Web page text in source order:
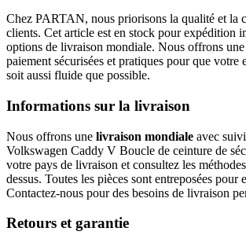
Chez PARTAN, nous priorisons la qualité et la
clients. Cet article est en stock pour expédition
options de livraison mondiale. Nous offrons
paiement sécurisées et pratiques pour que votre
soit aussi fluide que possible.
Informations sur la livraison
Nous offrons une livraison mondiale avec
Volkswagen Caddy V Boucle de ceinture de
votre pays de livraison et consultez les
dessus. Toutes les pièces sont entreposées pour
Contactez-nous pour des besoins de livraison
Retours et garantie